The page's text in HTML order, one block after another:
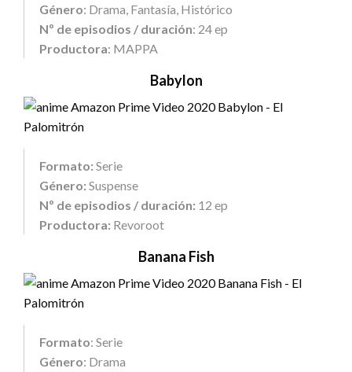
Género: Drama, Fantasía, Histórico
Nº de episodios / duración: 24 ep
Productora: MAPPA
Babylon
Formato: Serie
Género: Suspense
Nº de episodios / duración: 12 ep
Productora: Revoroot
Banana Fish
Formato: Serie
Género: Drama